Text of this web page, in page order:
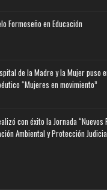
Formoseño en Educación
de la Madre y la Mujer puso
“Mujeres en movimiento”
con éxito la Jornada “Nuevos
Ambiental y Protección